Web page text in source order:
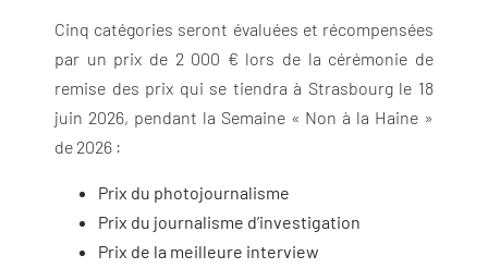
Cinq catégories seront évaluées et récompensées
par un prix de 2 000 € lors de la cérémonie de
remise des prix qui se tiendra à Strasbourg le 18
juin 2026, pendant la Semaine « Non à la Haine »
de 2026 :
Prix du photojournalisme
Prix du journalisme d’investigation
Prix de la meilleure interview